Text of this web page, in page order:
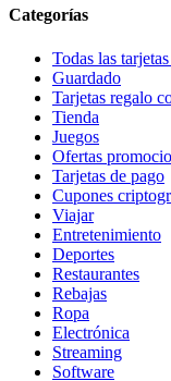
Categorías
Todas las
Guardado
Tarjetas regalo
Tienda
Juegos
Ofertas
Tarjetas de pago
Cupones
Viajar
Entretenimiento
Deportes
Restaurantes
Rebajas
Ropa
Electrónica
Streaming
Software